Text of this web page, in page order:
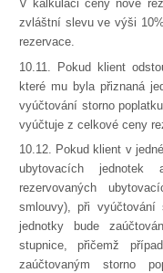
V kalkulaci ceny nové
zvláštní slevu ve výši
rezervace.
10.11. Pokud klient
které mu byla přiznaná
vyúčtování storno
vyúčtuje z celkové ceny
10.12. Pokud klient v
ubytovacích
rezervovaných
smlouvy), při vyúčtování
jednotky bude
stupnice, přičemž
zaúčtovaným storno